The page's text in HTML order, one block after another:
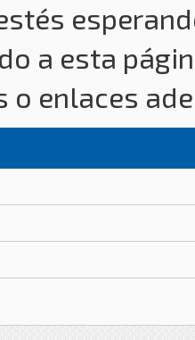
a esta
o enlaces